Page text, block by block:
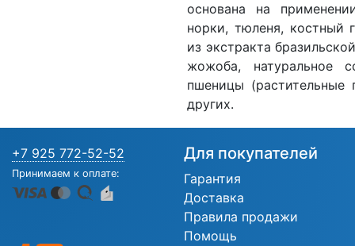
основана на
норки, тюленя, костный
из экстракта
жожоба, натуральное
пшеницы (растительные
других.
+7 925 772-52-52
Принимаем к оплате:
Для покупателей
Гарантия
Доставка
Правила продажи
Помощь